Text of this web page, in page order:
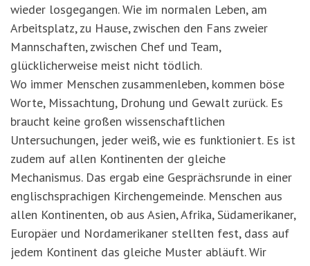
wieder losgegangen. Wie im normalen Leben, am
Arbeitsplatz, zu Hause, zwischen den Fans zweier
Mannschaften, zwischen Chef und Team,
glücklicherweise meist nicht tödlich.
Wo immer Menschen zusammenleben, kommen böse
Worte, Missachtung, Drohung und Gewalt zurück. Es
braucht keine großen wissenschaftlichen
Untersuchungen, jeder weiß, wie es funktioniert. Es ist
zudem auf allen Kontinenten der gleiche
Mechanismus. Das ergab eine Gesprächsrunde in einer
englischsprachigen Kirchengemeinde. Menschen aus
allen Kontinenten, ob aus Asien, Afrika, Südamerikaner,
Europäer und Nordamerikaner stellten fest, dass auf
jedem Kontinent das gleiche Muster abläuft. Wir